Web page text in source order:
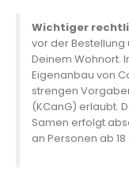
Wichtiger
vor der
Deinem Wohnort.
Eigenanbau von
strengen
(KCanG) erlaubt.
Samen erfolgt
an Personen ab